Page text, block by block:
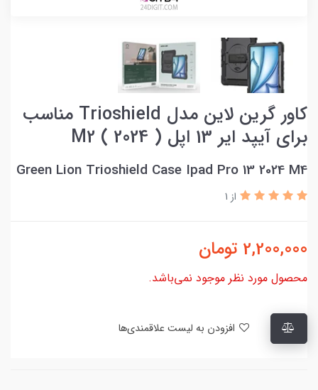
کاور گرین لاین مدل Trioshield مناسب
برای آیپد ایر 13 اپل ( 2024 ) M2
Green Lion Trioshield Case Ipad Pro 13 2024 M4
از 1
2,200,000 تومان
محصول مورد نظر موجود نمی‌باشد.